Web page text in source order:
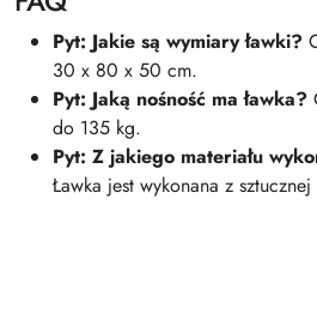
Pyt: Jakie są wymiary ławki?
30 x 80 x 50 cm.
Pyt: Jaką nośność ma ławka?
do 135 kg.
Pyt: Z jakiego materiału
Ławka jest wykonana z